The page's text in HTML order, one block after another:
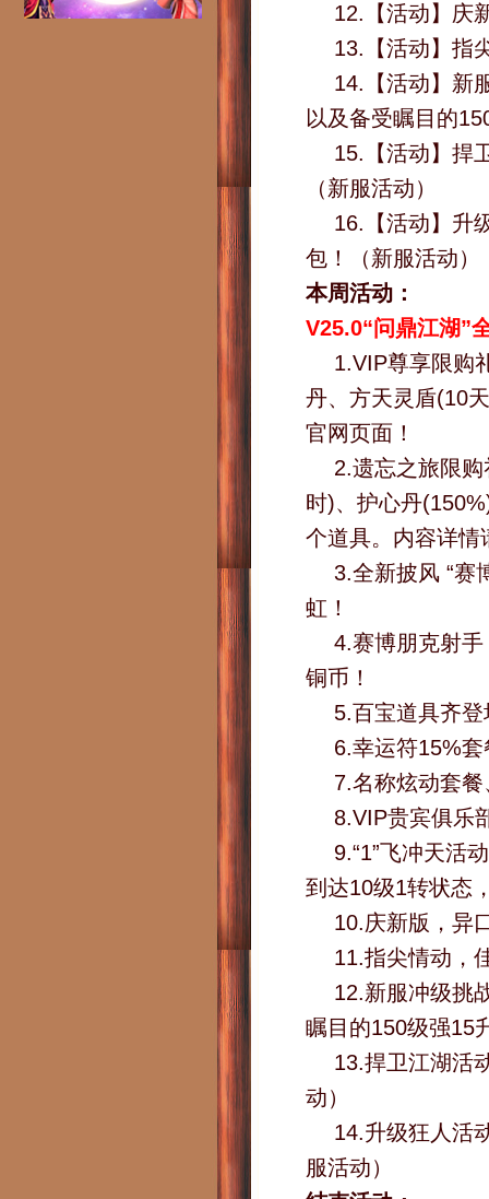
12.【活动】庆
13.【活动】指
14.【活动】新
以及备受瞩目的
15.【活动】捍
（新服活动）
16.【活动】升
包！（新服活动）
本周活动：
V25.0“问鼎江湖”
1.VIP尊享限购
丹、方天灵盾(10
官网页面！
2.遗忘之旅限
时)、护心丹
个道具。内容详情
3.全新披风 “赛
虹！
4.赛博朋克射
铜币！
5.百宝道具齐
6.幸运符15%
7.名称炫动套
8.VIP贵宾俱乐
9.“1”飞冲天活
到达10级1转状态
10.庆新版，异
11.指尖情动，
12.新服冲级挑
瞩目的150级强15
13.捍卫江湖活
动）
14.升级狂人活
服活动）